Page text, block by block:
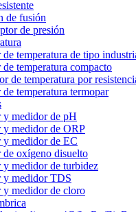
de fusión
de presión
de temperatura de tipo
de temperatura compacto
de temperatura por
de temperatura termopar
y medidor de pH
y medidor de ORP
y medidor de EC
de oxígeno disuelto
y medidor de turbidez
y medidor TDS
y medidor de cloro